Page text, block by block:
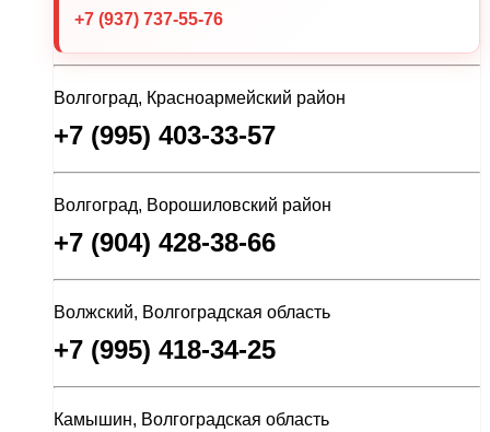
+7 (937) 737-55-76
Волгоград, Красноармейский район
+7 (995) 403-33-57
Волгоград, Ворошиловский район
+7 (904) 428-38-66
Волжский, Волгоградская область
+7 (995) 418-34-25
Камышин, Волгоградская область